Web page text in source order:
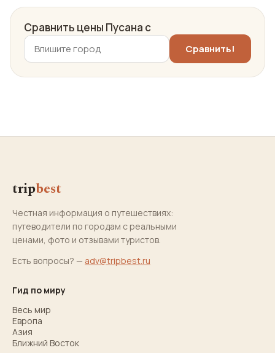
Сравнить цены Пусана с
tripbest
Честная информация о путешествиях:
путеводители по городам с реальными
ценами, фото и отзывами туристов.
Есть вопросы? — adv@tripbest.ru
Гид по миру
Весь мир
Европа
Азия
Ближний Восток